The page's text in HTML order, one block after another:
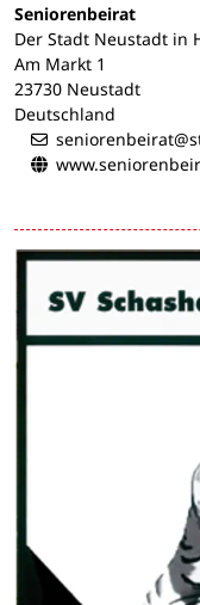
Seniorenbeirat
Der Stadt Neustadt in
Am Markt 1
23730 Neustadt
Deutschland